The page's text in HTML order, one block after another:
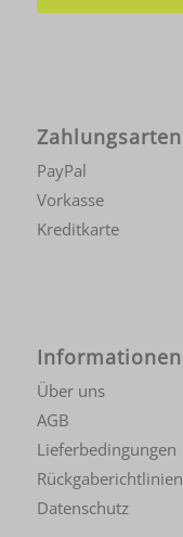
Zahlungsarten
PayPal
Vorkasse
Kreditkarte
Informationen
Über uns
AGB
Lieferbedingungen
Rückgaberichtlinien
Datenschutz